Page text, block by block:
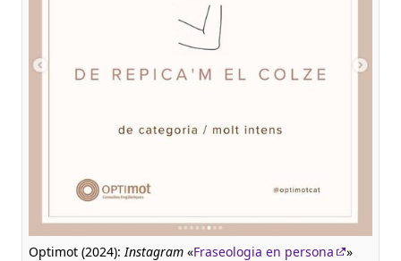
Optimot (2024):Instagram «Fraseologia en persona »